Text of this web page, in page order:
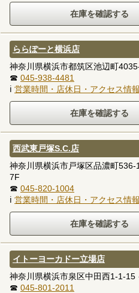
ららぽーと横浜店
神奈川県横浜市都筑区池辺町
☎ 045-938-4481
ℹ 営業時間・店休日・アクセス情
西武東戸塚S.C.店
神奈川県横浜市戸塚区品濃町
7F
☎ 045-820-1004
ℹ 営業時間・店休日・アクセス情
イトーヨーカドー立場店
神奈川県横浜市泉区中田西1-1-15
☎ 045-801-2011